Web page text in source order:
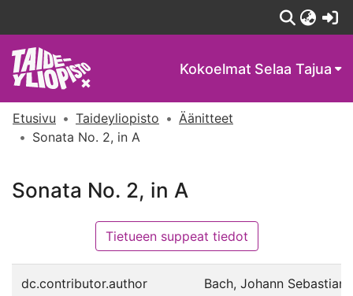
Kokoelmat Selaa Tajua
Etusivu Taideyliopisto
Äänitteet
Sonata No. 2, in A
Sonata No. 2, in A
Tietueen suppeat tiedot
dc.contributor.author Bach, Johann Sebastian,